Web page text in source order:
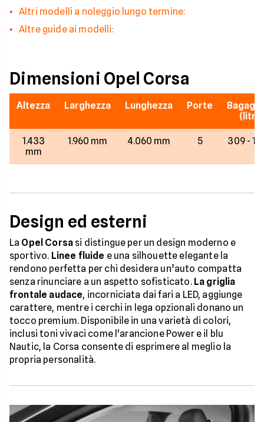
Altri modelli a noleggio lungo termine:
Altre guide ai modelli:
Dimensioni Opel Corsa
Altezza Larghezza Lunghezza Porte
(litri)
1.433
mm
1.960 mm 4.060 mm 5 309 -
Design ed esterni
La Opel Corsa si distingue per un design moderno e
sportivo. Linee fluide e una silhouette elegante la
rendono perfetta per chi desidera un’auto compatta
senza rinunciare a un aspetto sofisticato. La griglia
frontale audace, incorniciata dai fari a LED, aggiunge
carattere, mentre i cerchi in lega opzionali donano un
tocco premium. Disponibile in una varietà di colori,
inclusi toni vivaci come l'arancione Power e il blu
Nautic, la Corsa consente di esprimere al meglio la
propria personalità.